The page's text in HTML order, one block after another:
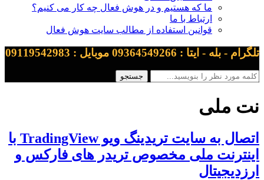
ما که هستیم و در هوش فعال چه کار می کنیم؟
ارتباط با ما
قوانین استفاده از مطالب سایت هوش فعال
تلگرام - بله - ایتا : 09364549266 موبایل : 09119542983
نت ملی
اتصال به سایت تریدینگ ویو TradingView با
اینترنت ملی مخصوص تریدر های فارکس و
ارزدیجیتال